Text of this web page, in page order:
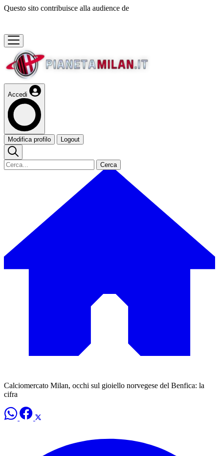
Questo sito contribuisce alla audience de
Accedi
Modifica profilo Logout
Cerca
Calciomercato Milan, occhi sul gioiello norvegese del Benfica: la
cifra